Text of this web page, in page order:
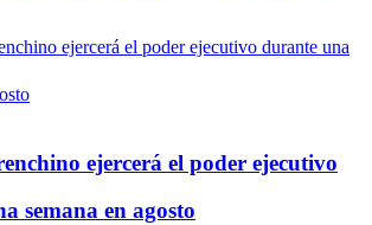
ejercerá el poder ejecutivo
semana en agosto